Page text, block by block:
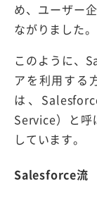
め、ユーザー
ながりました。
このように、
アを利用する
は、
Service）と呼
しています。
Salesforce流